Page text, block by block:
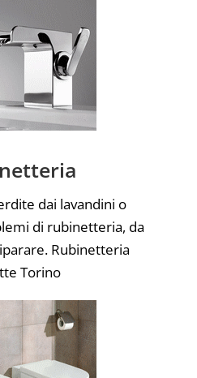
dai lavandini o
di rubinetteria, da
Rubinetteria
Torino